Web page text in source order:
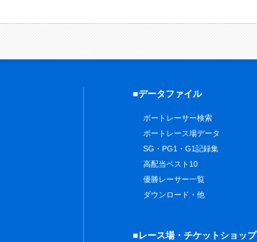
■データファイル
ボートレーサー検索
ボートレース場データ
SG・PG1・G1記録集
高配当ベスト10
優勝レーサー一覧
ダウンロード・他
■レース場・チケットショップ